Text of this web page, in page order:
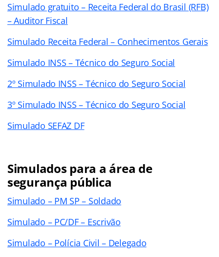
Simulado gratuito – Receita Federal do Brasil (RFB)
– Auditor Fiscal
Simulado Receita Federal – Conhecimentos Gerais
Simulado INSS – Técnico do Seguro Social
2º Simulado INSS – Técnico do Seguro Social
3º Simulado INSS – Técnico do Seguro Social
Simulado SEFAZ DF
Simulados para a área de
segurança pública
Simulado – PM SP – Soldado
Simulado – PC/DF – Escrivão
Simulado – Polícia Civil – Delegado